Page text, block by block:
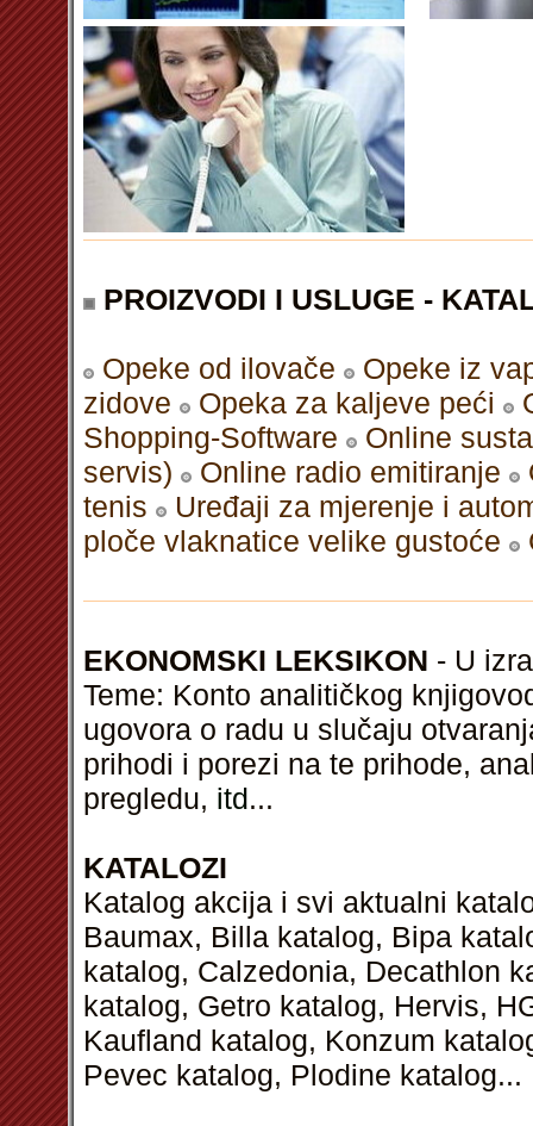
PROIZVODI I USLUGE -
Opeke od ilovače
Opeke iz
zidove
Opeka za kaljeve peći
Shopping-Software
Online
servis)
Online radio emitiranje
tenis
Uređaji za mjerenje i
ploče vlaknatice velike gustoće
EKONOMSKI LEKSIKON - U
Teme: Konto analitičkog
ugovora o radu u slučaju
prihodi i porezi na te prihode,
pregledu, itd...
KATALOZI
Katalog akcija i svi aktualni
Baumax, Billa katalog, Bipa
katalog, Calzedonia, Decathlon
katalog, Getro katalog, Hervis,
Kaufland katalog, Konzum
Pevec katalog, Plodine katalog...